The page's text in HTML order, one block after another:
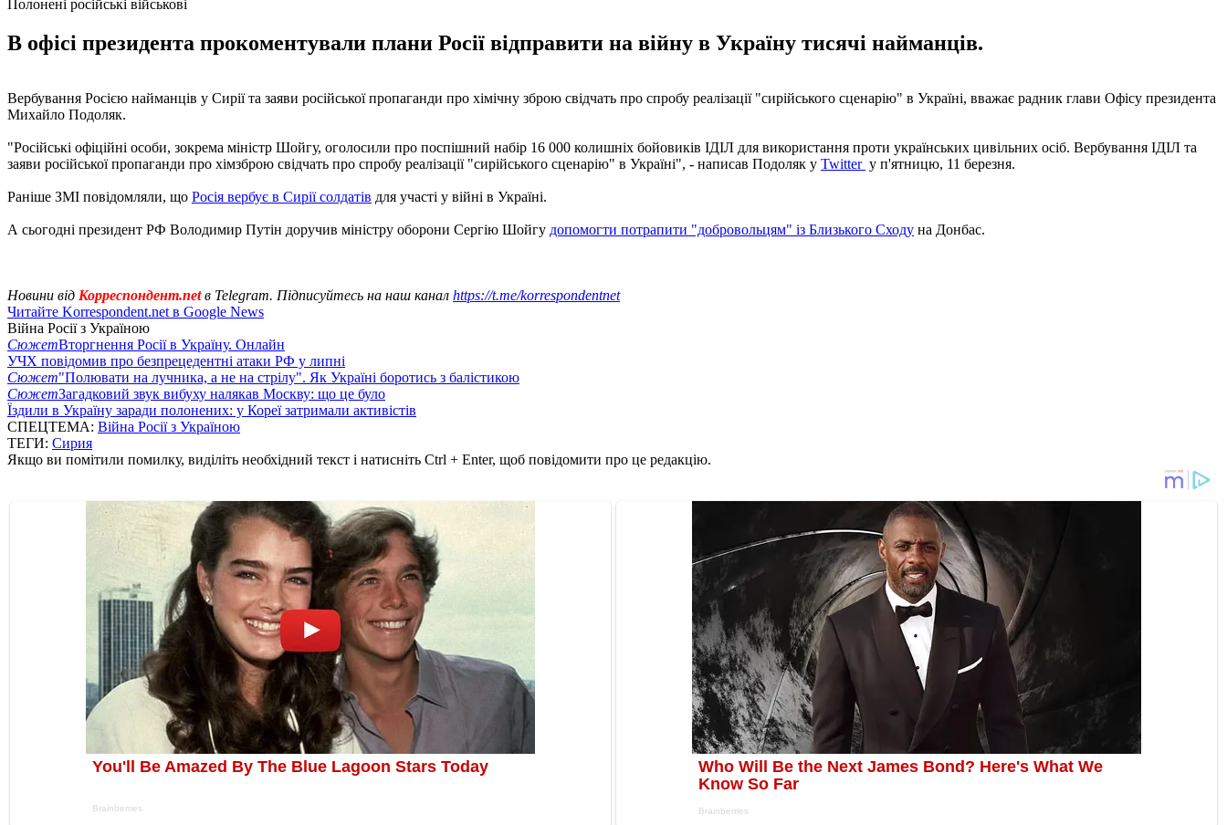
Полонені російські військові
В офісі президента прокоментували плани Росії відправити на війну в Україну тисячі найманців.
Вербування Росією найманців у Сирії та заяви російської пропаганди про хімічну зброю свідчать про спробу реалізації "сирійського сценарію" в Україні, вважає радник глави Офісу президента
Михайло Подоляк.
"Російські офіційні особи, зокрема міністр Шойгу, оголосили про поспішний набір 16 000 колишніх бойовиків ІДІЛ для використання проти українських цивільних осіб. Вербування ІДІЛ та
заяви російської пропаганди про хімзброю свідчать про спробу реалізації "сирійського сценарію" в Україні", - написав Подоляк у Twitter у п'ятницю, 11 березня.
Раніше ЗМІ повідомляли, що Росія вербує в Сирії солдатів для участі у війні в Україні.
А сьогодні президент РФ Володимир Путін доручив міністру оборони Сергію Шойгу допомогти потрапити "добровольцям" із Близького Сходу на Донбас.
Новини від Корреспондент.netв Telegram. Підписуйтесь на наш канал https://t.me/korrespondentnet
Читайте Korrespondent.net в Google News
Війна Росії з Україною
СюжетВторгнення Росії в Україну. Онлайн
УЧХ повідомив про безпрецедентні атаки РФ у липні
Сюжет"Полювати на лучника, а не на стрілу". Як Україні боротись з балістикою
СюжетЗагадковий звук вибуху налякав Москву: що це було
Їздили в Україну заради полонених: у Кореї затримали активістів
СПЕЦТЕМА: Війна Росії з Україною
ТЕГИ: Сирия
Якщо ви помітили помилку, виділіть необхідний текст і натисніть Ctrl + Enter, щоб повідомити про це редакцію.